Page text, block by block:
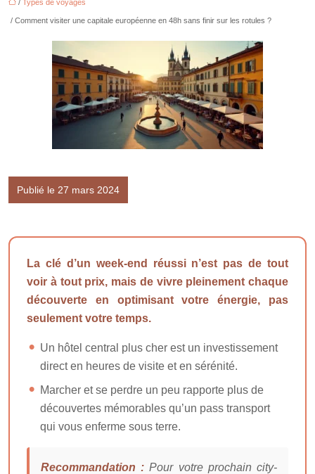
/ Types de voyages
/ Comment visiter une capitale européenne en 48h sans finir sur les rotules ?
Publié le 27 mars 2024
La clé d’un week-end réussi n’est pas de tout
voir à tout prix, mais de vivre pleinement chaque
découverte en optimisant votre énergie, pas
seulement votre temps.
Un hôtel central plus cher est un investissement
direct en heures de visite et en sérénité.
Marcher et se perdre un peu rapporte plus de
découvertes mémorables qu’un pass transport
qui vous enferme sous terre.
Recommandation : Pour votre prochain city-